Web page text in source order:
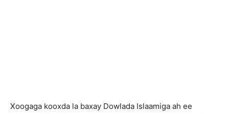
Xoogaga kooxda la baxay Dowlada Islaamiga ah ee